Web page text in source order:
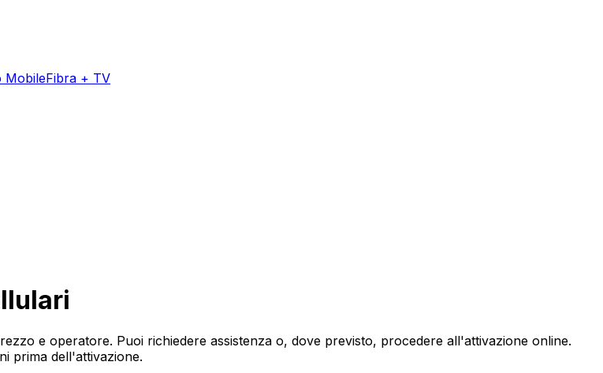
MobileFibra + TV
e operatore. Puoi richiedere assistenza o, dove previsto, procedere all'attivazione online.
prima dell'attivazione.